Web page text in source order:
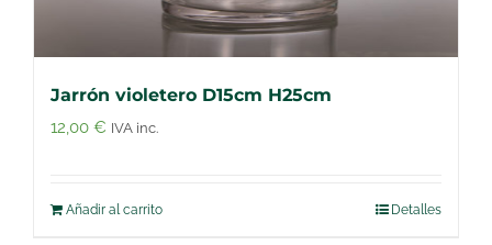
Jarrón violetero D15cm H25cm
12,00 € IVA inc.
Añadir al carrito Detalles